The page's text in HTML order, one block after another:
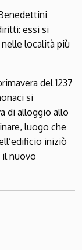
essi si
località più
del 1237
si
di alloggio allo
luogo che
iniziò
nuovo